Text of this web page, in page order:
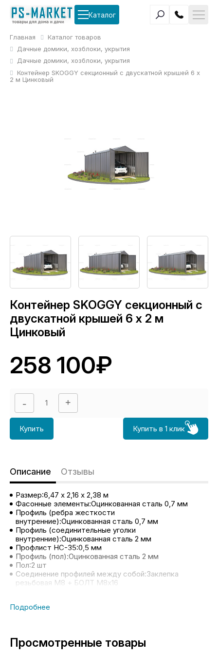
Каталог
Главная
Каталог товаров
Дачные домики, хозблоки, укрытия
Дачные домики, хозблоки, укрытия
Контейнер SKOGGY секционный с двускатной крышей 6 х
2 м Цинковый
Контейнер SKOGGY секционный с
двускатной крышей 6 х 2 м
Цинковый
258 100₽
Купить Купить в 1 клик
Описание Отзывы
Размер:6,47 х 2,16 х 2,38 м
Фасонные элементы:Оцинкованная сталь 0,7 мм
Профиль (ребра жесткости
внутренние):Оцинкованная сталь 0,7 мм
Профиль (соединительные уголки
внутренние):Оцинкованная сталь 2 мм
Профлист НС-35:0,5 мм
Профиль (пол):Оцинкованная сталь 2 мм
Пол:2 шт
Соединение профилей между собой:Заклепка
резьбовая М8 + БОЛТ М8х16
Соединение уголков внутренних с боковыми стенами
Соединение боковой стены с полом (OSB):Саморез
Просмотренные товары